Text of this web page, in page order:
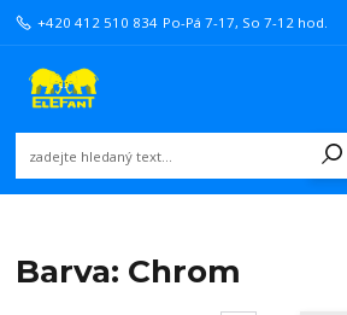
+420 412 510 834 Po-Pá 7-17, So 7-12 hod.
Barva: Chrom